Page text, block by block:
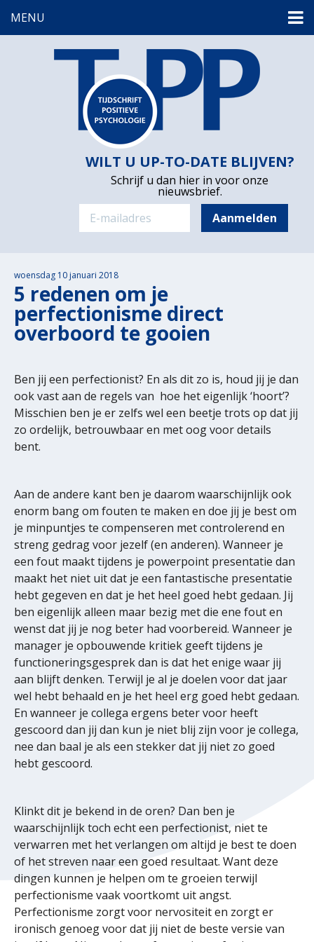
MENU
WILT U UP-TO-DATE BLIJVEN?
Schrijf u dan hier in voor onze
nieuwsbrief.
woensdag 10 januari 2018
5 redenen om je
perfectionisme direct
overboord te gooien
Ben jij een perfectionist? En als dit zo is, houd jij je dan
ook vast aan de regels van hoe het eigenlijk ‘hoort’?
Misschien ben je er zelfs wel een beetje trots op dat jij
zo ordelijk, betrouwbaar en met oog voor details
bent.
Aan de andere kant ben je daarom waarschijnlijk ook
enorm bang om fouten te maken en doe jij je best om
je minpuntjes te compenseren met controlerend en
streng gedrag voor jezelf (en anderen). Wanneer je
een fout maakt tijdens je powerpoint presentatie dan
maakt het niet uit dat je een fantastische presentatie
hebt gegeven en dat je het heel goed hebt gedaan. Jij
ben eigenlijk alleen maar bezig met die ene fout en
wenst dat jij je nog beter had voorbereid. Wanneer je
manager je opbouwende kritiek geeft tijdens je
functioneringsgesprek dan is dat het enige waar jij
aan blijft denken. Terwijl je al je doelen voor dat jaar
wel hebt behaald en je het heel erg goed hebt gedaan.
En wanneer je collega ergens beter voor heeft
gescoord dan jij dan kun je niet blij zijn voor je collega,
nee dan baal je als een stekker dat jij niet zo goed
hebt gescoord.
Klinkt dit je bekend in de oren? Dan ben je
waarschijnlijk toch echt een perfectionist, niet te
verwarren met het verlangen om altijd je best te doen
of het streven naar een goed resultaat. Want deze
dingen kunnen je helpen om te groeien terwijl
perfectionisme vaak voortkomt uit angst.
Perfectionisme zorgt voor nervositeit en zorgt er
ironisch genoeg voor dat jij niet de beste versie van